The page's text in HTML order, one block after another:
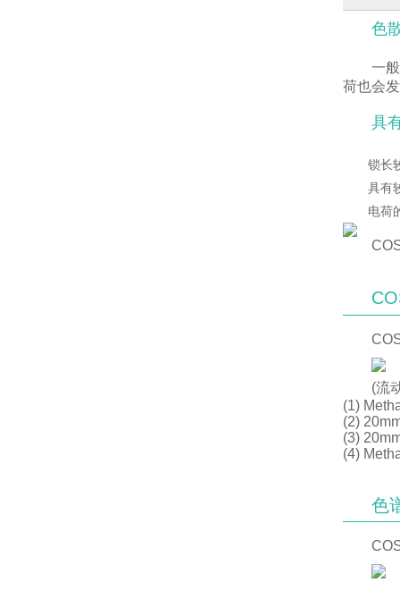
色
一
荷也会
具
锁长
具有
电荷
(流
(1)
(2)
(3)
(4)
色